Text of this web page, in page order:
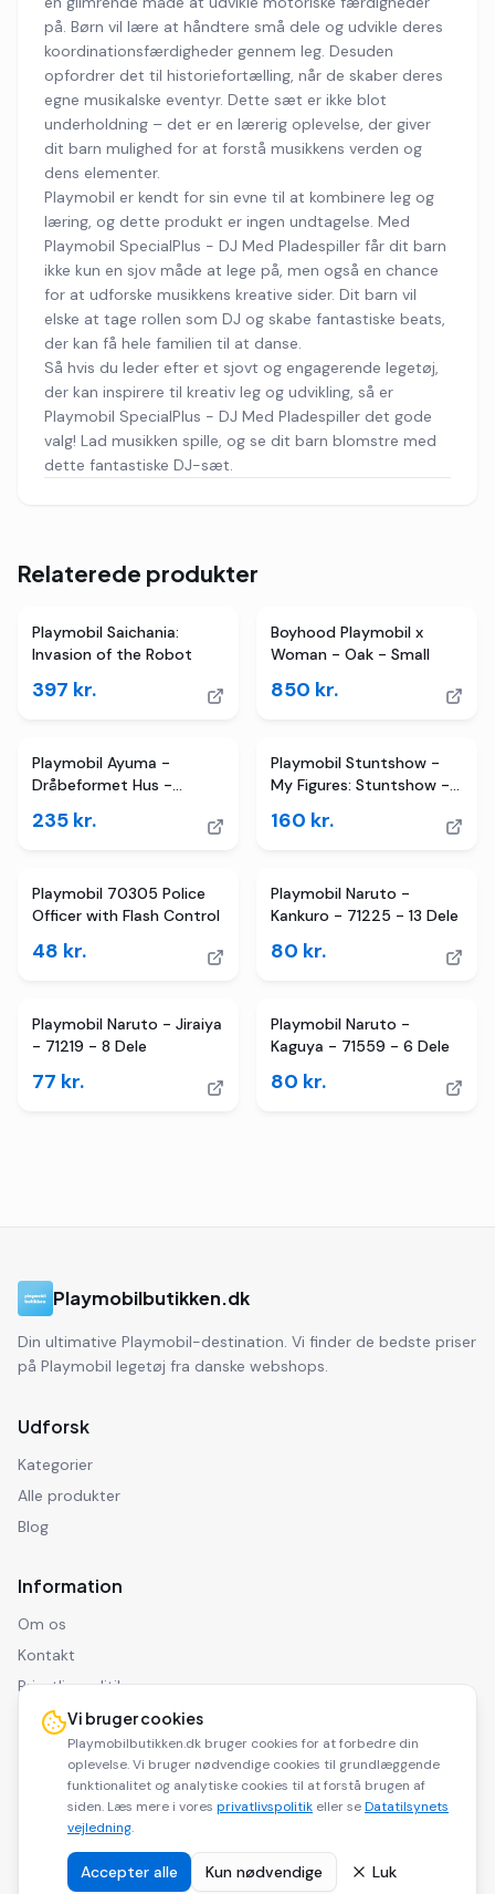
på. Børn vil lære at håndtere små dele og udvikle deres
koordinationsfærdigheder gennem leg. Desuden
opfordrer det til historiefortælling, når de skaber deres
egne musikalske eventyr. Dette sæt er ikke blot
underholdning – det er en lærerig oplevelse, der giver
dit barn mulighed for at forstå musikkens verden og
dens elementer.
Playmobil er kendt for sin evne til at kombinere leg og
læring, og dette produkt er ingen undtagelse. Med
Playmobil SpecialPlus - DJ Med Pladespiller får dit barn
ikke kun en sjov måde at lege på, men også en chance
for at udforske musikkens kreative sider. Dit barn vil
elske at tage rollen som DJ og skabe fantastiske beats,
der kan få hele familien til at danse.
Så hvis du leder efter et sjovt og engagerende legetøj,
der kan inspirere til kreativ leg og udvikling, så er
Playmobil SpecialPlus - DJ Med Pladespiller det gode
valg! Lad musikken spille, og se dit barn blomstre med
dette fantastiske DJ-sæt.
Relaterede produkter
Playmobil Saichania:
Invasion of the Robot
397 kr.
Boyhood Playmobil x
Woman - Oak - Small
850 kr.
Playmobil Ayuma -
Dråbeformet Hus -
235 kr.
Playmobil Stuntshow -
My Figures: Stuntshow -
160 kr.
Playmobil 70305 Police
Officer with Flash Control
48 kr.
Playmobil Naruto -
Kankuro - 71225 - 13 Dele
80 kr.
Playmobil Naruto - Jiraiya
- 71219 - 8 Dele
77 kr.
Playmobil Naruto -
Kaguya - 71559 - 6 Dele
80 kr.
Playmobilbutikken.dk
Din ultimative Playmobil-destination. Vi finder de bedste priser
på Playmobil legetøj fra danske webshops.
Udforsk
Kategorier
Alle produkter
Blog
Information
Om os
Kontakt
Privatlivspolitik
Ansvarsfraskrivelse
Playmobilbutikken.dk. Alle rettigheder forbeholdes.
Playmobilbutikken.dk er en affiliate side og modtager kommission for
køb via vores links.
Dele af indholdet på dette website er udarbejdet med
Vi bruger cookies
Playmobilbutikken.dk bruger cookies for at forbedre din
oplevelse. Vi bruger nødvendige cookies til grundlæggende
funktionalitet og analytiske cookies til at forstå brugen af
siden. Læs mere i vores privatlivspolitik eller seDatatilsynets
vejledning.
Accepter alle Kun nødvendige Luk